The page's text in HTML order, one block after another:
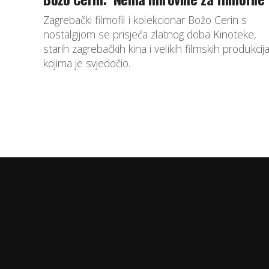
Zagrebački filmofil i kolekcionar Božo Cerin s
nostalgijom se prisjeća zlatnog doba Kinoteke,
starih zagrebačkih kina i velikih filmskih produkcija
kojima je svjedočio.